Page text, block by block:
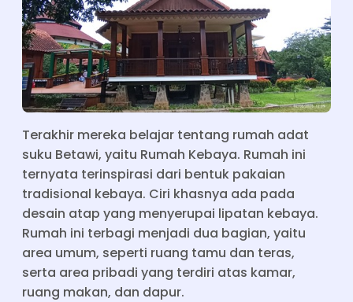
Terakhir mereka belajar tentang rumah adat
suku Betawi, yaitu Rumah Kebaya. Rumah ini
ternyata terinspirasi dari bentuk pakaian
tradisional kebaya. Ciri khasnya ada pada
desain atap yang menyerupai lipatan kebaya.
Rumah ini terbagi menjadi dua bagian, yaitu
area umum, seperti ruang tamu dan teras,
serta area pribadi yang terdiri atas kamar,
ruang makan, dan dapur.